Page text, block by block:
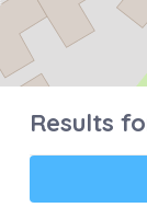
Results